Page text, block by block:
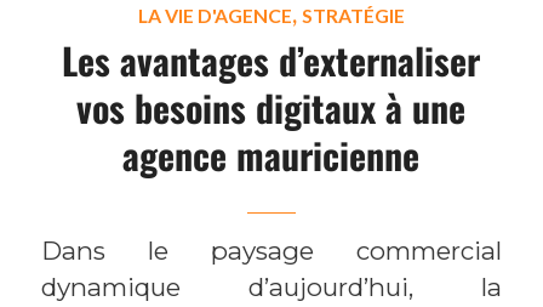
LA VIE D'AGENCE, STRATÉGIE
Les avantages d’externaliser
vos besoins digitaux à une
agence mauricienne
Dans le paysage commercial
dynamique d’aujourd’hui, la